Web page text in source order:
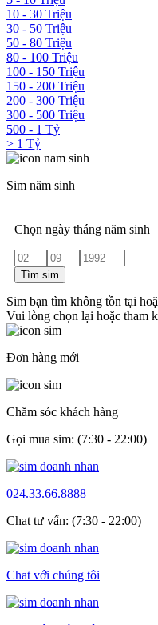
10 - 30 Triệu
30 - 50 Triệu
50 - 80 Triệu
80 - 100 Triệu
100 - 150 Triệu
150 - 200 Triệu
200 - 300 Triệu
300 - 500 Triệu
500 - 1 Tỷ
> 1 Tỷ
Sim năm sinh
Chọn ngày tháng năm sinh
Tìm sim
Sim bạn tìm không tồn tại
Vui lòng chọn lại hoặc tham
Đơn hàng mới
Chăm sóc khách hàng
Gọi mua sim: (7:30 - 22:00)
024.33.66.8888
Chat tư vấn: (7:30 - 22:00)
Chat với chúng tôi